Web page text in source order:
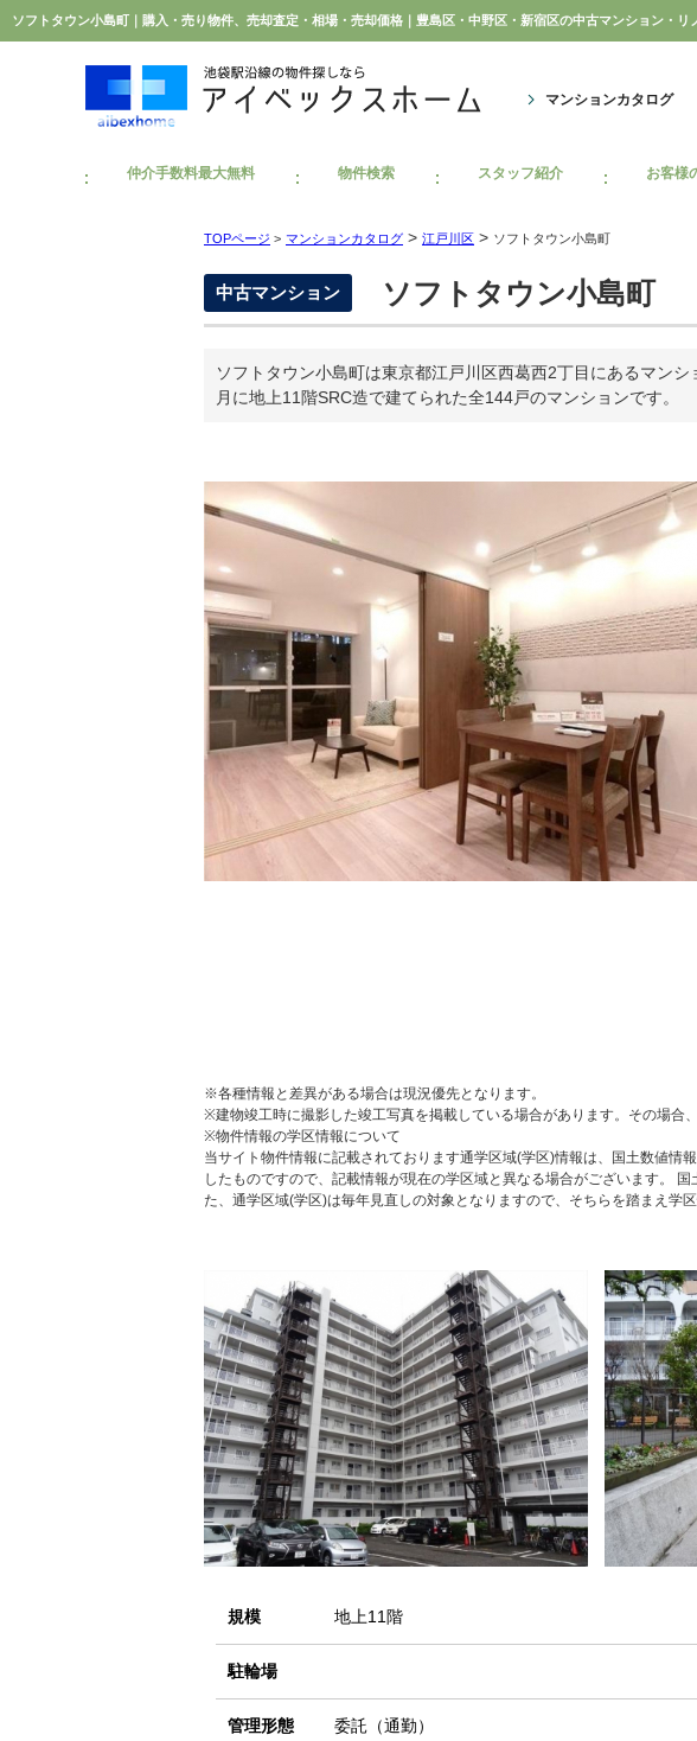
マンションカタログ
仲介手数料最大無料 物件検索 スタッフ紹介 お客様
TOPページ > マンションカタログ > 江戸川区 > ソフトタウン小島町
中古マンション ソフトタウン小島町
ソフトタウン小島町は東京都江戸川区西葛西2丁目にあるマン
月に地上11階SRC造で建てられた全144戸のマンションです。
※各種情報と差異がある場合は現況優先となります。
※建物竣工時に撮影した竣工写真を掲載している場合があります。その場合
※物件情報の学区情報について
当サイト物件情報に記載されております通学区域(学区)情報は、国土数値
したものですので、記載情報が現在の学区域と異なる場合がございます。
た、通学区域(学区)は毎年見直しの対象となりますので、そちらを踏まえ学
規模 地上11階
駐輪場
管理形態 委託（通勤）